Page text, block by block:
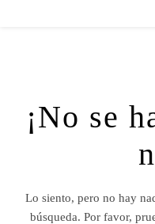
¡No se
Lo siento, pero no hay
búsqueda. Por favor,